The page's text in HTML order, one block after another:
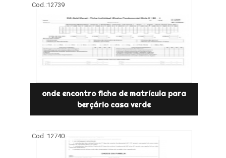
Cod.:12739
onde encontro ficha de matrícula para
berçário casa verde
Cod.:12740